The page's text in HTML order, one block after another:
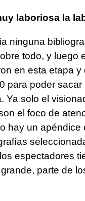
laboriosa la
ninguna
todo, y luego
en esta etapa
para poder
Ya solo el
el foco de
hay un apéndice
espectadores
parte de